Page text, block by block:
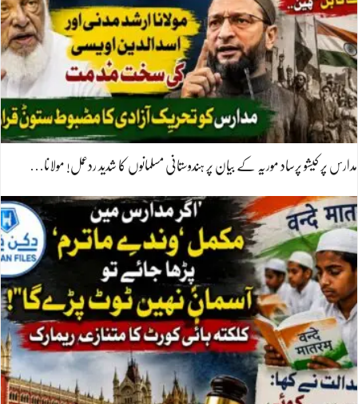
مدارس پر کیشو پرساد موریہ کے بیان پر ہندوستانی مسلمانوں کا شدید ردعمل! مولانا…